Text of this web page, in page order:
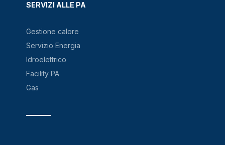
SERVIZI ALLE PA
Gestione calore
Servizio Energia
Idroelettrico
Facility PA
Gas